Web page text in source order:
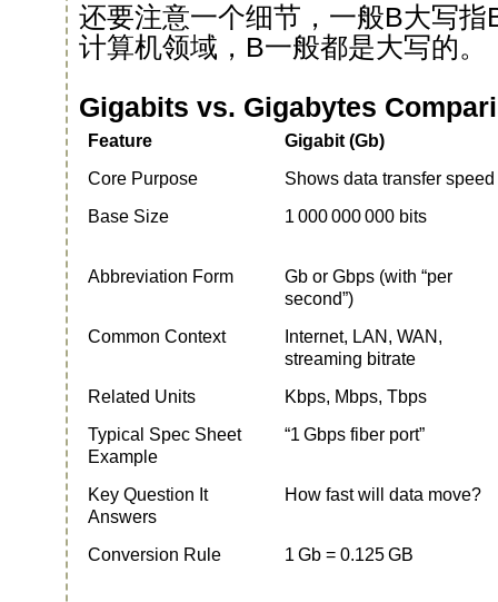
还要注意一个细节，一般B大写
计算机领域，B一般都是大写的。
Gigabits vs. Gigabytes
Feature
Gigabit (Gb)
Core Purpose
Shows data transfer speed
Base Size
1 000 000 000 bits
Abbreviation Form
Gb or Gbps (with “per
second”)
Common Context
Internet, LAN, WAN,
streaming bitrate
Related Units
Kbps, Mbps, Tbps
Typical Spec Sheet
Example
“1 Gbps fiber port”
Key Question It
Answers
How fast will data move?
Conversion Rule 1 Gb = 0.125 GB